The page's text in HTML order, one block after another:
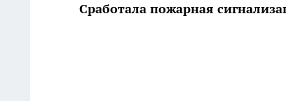
Сработала пожарная